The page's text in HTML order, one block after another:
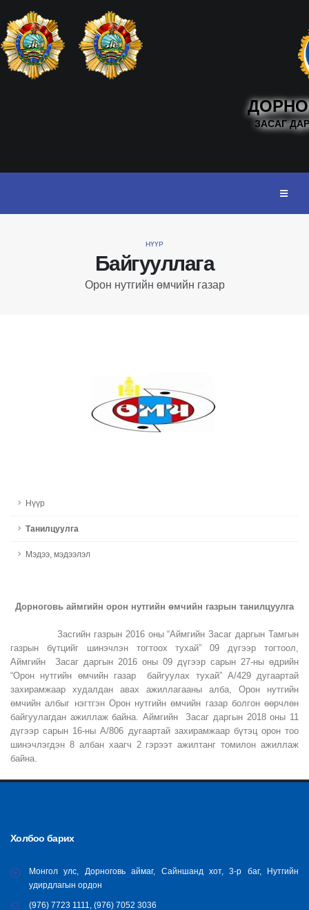
ЗАСАГ
Байгууллага
Орон нутгийн өмчийн газар
НҮҮР
Нүүр
Танилцуулга
Мэдээ, мэдээлэл
Дорноговь аймгийн орон нутгийн өмчийн газрын танилцуулга
Засгийн газрын 2016 оны “Аймгийн Засаг даргын Тамгын
газрын бүтцийг шинэчлэн тогтоох тухай” 09 дүгээр тогтоол,
Аймгийн Засаг даргын 2016 оны 09 дүгээр сарын 27-ны өдрийн
“Орон нутгийн өмчийн газар байгуулах тухай” А/429 дугаартай
захирамжаар худалдан авах ажиллагааны алба, Орон нутгийн
өмчийн албыг нэгтгэн Орон нутгийн өмчийн газар болгон өөрчлөн
байгуулагдан ажиллаж байна. Аймгийн Засаг даргын 2018 оны 11
дүгээр сарын 16-ны А/806 дугаартай захирамжаар бүтэц орон тоо
шинэчлэгдэн 8 албан хаагч 2 гэрээт ажилтанг томилон ажиллаж
байна.
Холбоо барих
Монгол улс, Дорноговь аймаг, Сайншанд хот, 3-р баг, Нутгийн
удирдлагын ордон
(976) 7723 1111, (976) 7052 3036